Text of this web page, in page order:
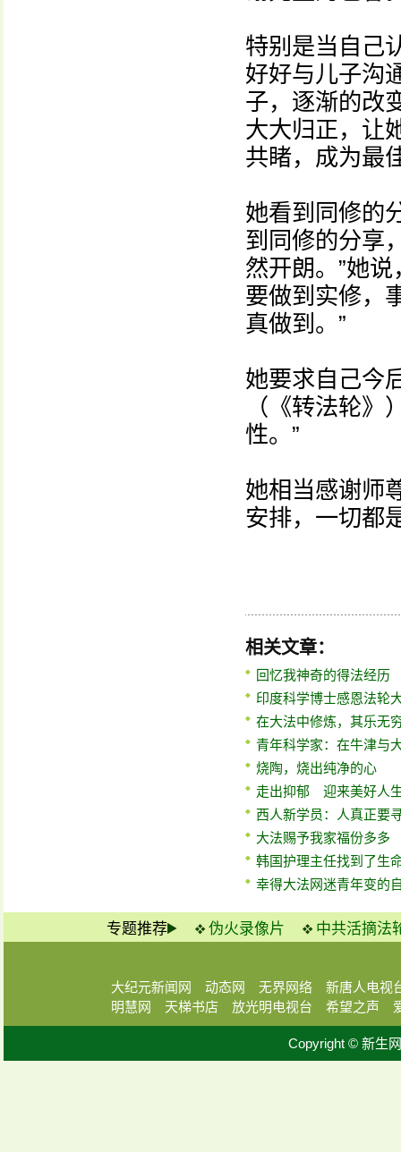
特别是当自己
好好与儿子沟
子，逐渐的改
大大归正，让
共睹，成为最
她看到同修的
到同修的分享
然开朗。”她
要做到实修，
真做到。”
她要求自己今
（《转法轮
性。”
她相当感谢师
安排，一切都
相关文章：
回忆我神奇的得法经历
印度科学博士感恩法轮
在大法中修炼，其乐无
青年科学家：在牛津与
烧陶，烧出纯净的心
走出抑郁 迎来美好人
西人新学员：人真正要
大法赐予我家福份多多
韩国护理主任找到了生
幸得大法网迷青年变的
专题推荐 伪火录像片 中共活摘法
大纪元新闻网 动态网 无界网络
新唐人电视
明慧网
天梯书店 放光明电视台 希望之声
Copyright © 新生